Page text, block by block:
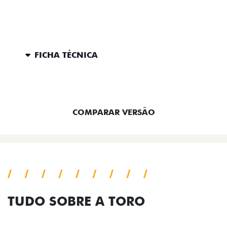
FICHA TÉCNICA
COMPARAR VERSÃO
TUDO SOBRE A TORO